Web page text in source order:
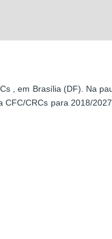
, em Brasília (DF). Na
CRCs para 2018/